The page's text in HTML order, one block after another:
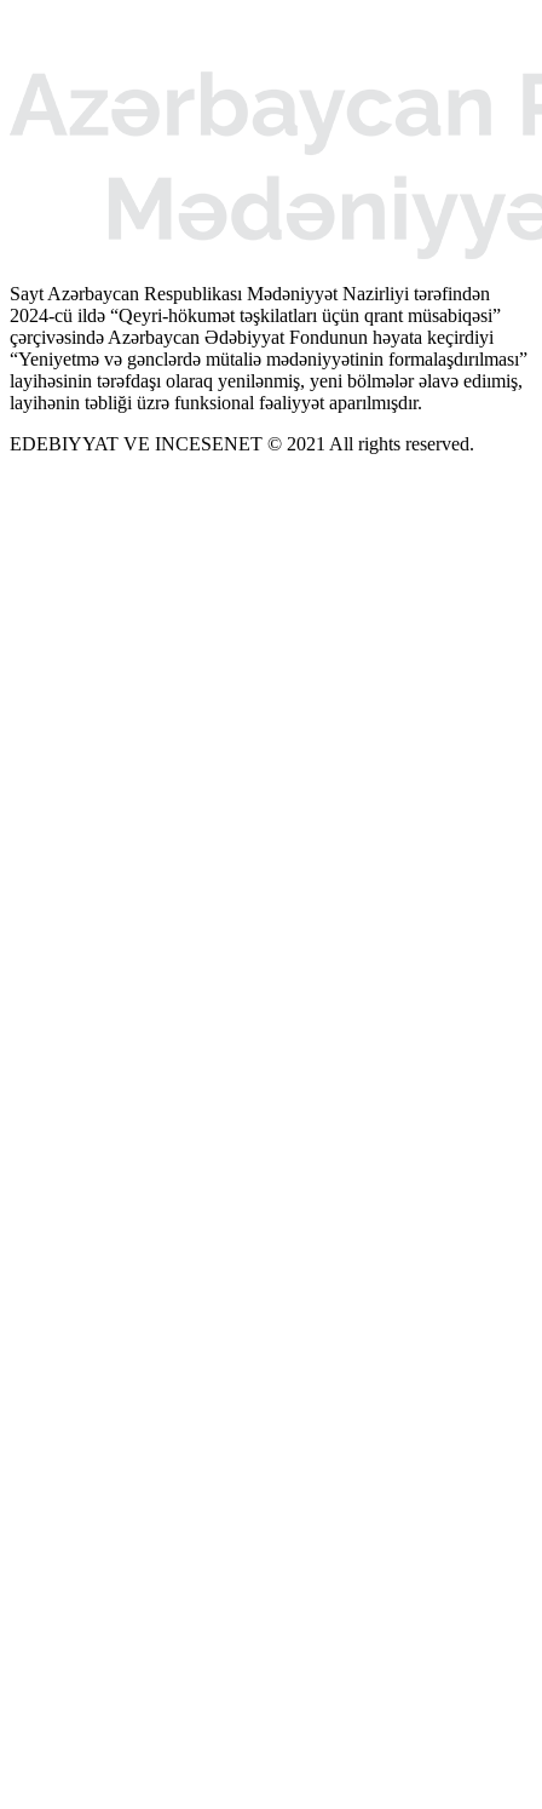
Sayt Azərbaycan Respublikası Mədəniyyət Nazirliyi tərəfindən
2024-cü ildə “Qeyri-hökumət təşkilatları üçün qrant müsabiqəsi”
çərçivəsində Azərbaycan Ədəbiyyat Fondunun həyata keçirdiyi
“Yeniyetmə və gənclərdə mütaliə mədəniyyətinin formalaşdırılması”
layihəsinin tərəfdaşı olaraq yenilənmiş, yeni bölmələr əlavə ediımiş,
layihənin təbliği üzrə funksional fəaliyyət aparılmışdır.
EDEBIYYAT VE INCESENET © 2021 All rights reserved.